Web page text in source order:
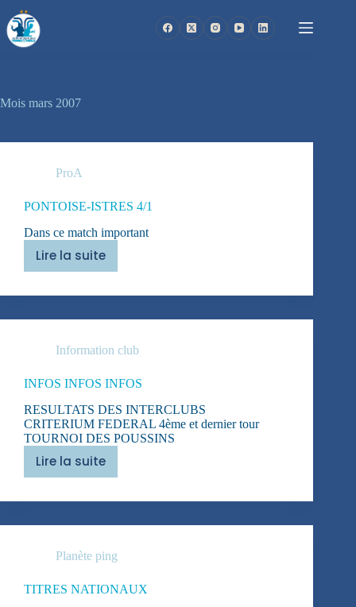
au
contenu
Mois mars 2007
ProA
PONTOISE-ISTRES 4/1
Dans ce match important
Lire la suite
PONTOISE-
4/1
Information club
INFOS INFOS INFOS
RESULTATS DES INTERCLUBS
CRITERIUM FEDERAL 4ème et dernier tour
TOURNOI DES POUSSINS
Lire la suite
INFOS
INFOS
Planète ping
TITRES NATIONAUX